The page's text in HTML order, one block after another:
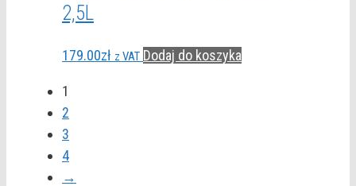
2,5L
179.00zł z VAT Dodaj do koszyka
1
2
3
4
→